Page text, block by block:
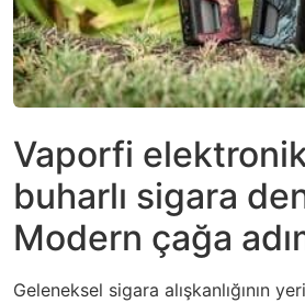
Vaporfi
buharlı sigara
Modern çağa
Geleneksel sigara alışkanlığının